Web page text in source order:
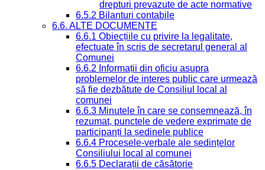
drepturi prevazute de acte normative
6.5.2 Bilanturi contabile
6.6. ALTE DOCUMENTE
6.6.1 Obiecțiile cu privire la legalitate,
efectuate în scris de secretarul general al
Comunei
6.6.2 Informații din oficiu asupra
problemelor de interes public care urmează
să fie dezbătute de Consiliul local al
comunei
6.6.3 Minutele în care se consemnează, în
rezumat, punctele de vedere exprimate de
participanți la ședinele publice
6.6.4 Procesele-verbale ale ședințelor
Consiliului local al comunei
6.6.5 Declarații de căsătorie